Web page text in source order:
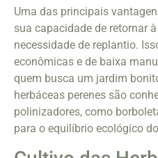
Uma das principais
sua capacidade de retornar
necessidade de replantio.
econômicas e de baixa
quem busca um jardim
herbáceas perenes são
polinizadores, como
para o equilíbrio ecológico